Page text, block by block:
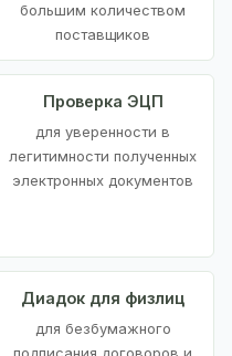
большим количеством
поставщиков
Проверка ЭЦП
для уверенности в
легитимности полученных
электронных документов
Диадок для физлиц
для безбумажного